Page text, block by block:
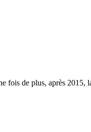
de plus, après 2015,